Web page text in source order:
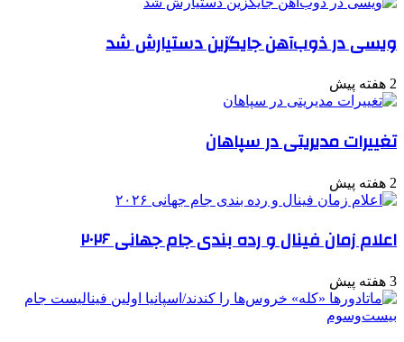
ویسی در ذوب‌آهن جایگزین دستیارش شد
2 هفته پیش
تغییرات مدیریتی در سپاهان
2 هفته پیش
اعلام زمان فینال و رده بندی جام جهانی ۲۰۲۶
3 هفته پیش